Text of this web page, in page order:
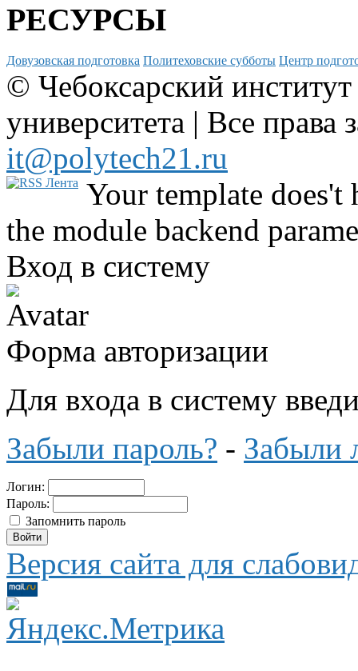
РЕСУРСЫ
Довузовская подготовка Политеховские субботы Центр
© Чебоксарский
университета | Все
it@polytech21.ru
Your template
the module backend
Вход в систему
Форма авторизации
Для входа в систему
Забыли пароль? - Забыли
Логин:
Пароль:
Запомнить пароль
Версия сайта для